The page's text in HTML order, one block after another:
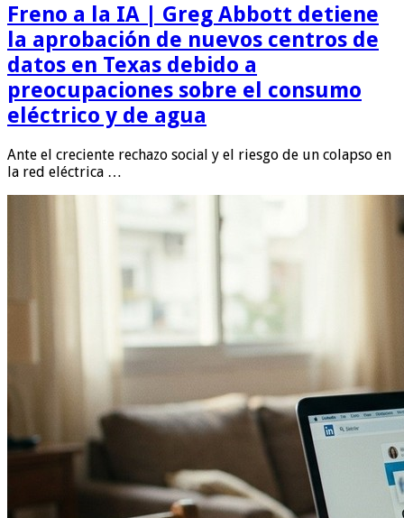
Freno a la IA | Greg Abbott detiene
la aprobación de nuevos centros de
datos en Texas debido a
preocupaciones sobre el consumo
eléctrico y de agua
Ante el creciente rechazo social y el riesgo de un colapso en
la red eléctrica …